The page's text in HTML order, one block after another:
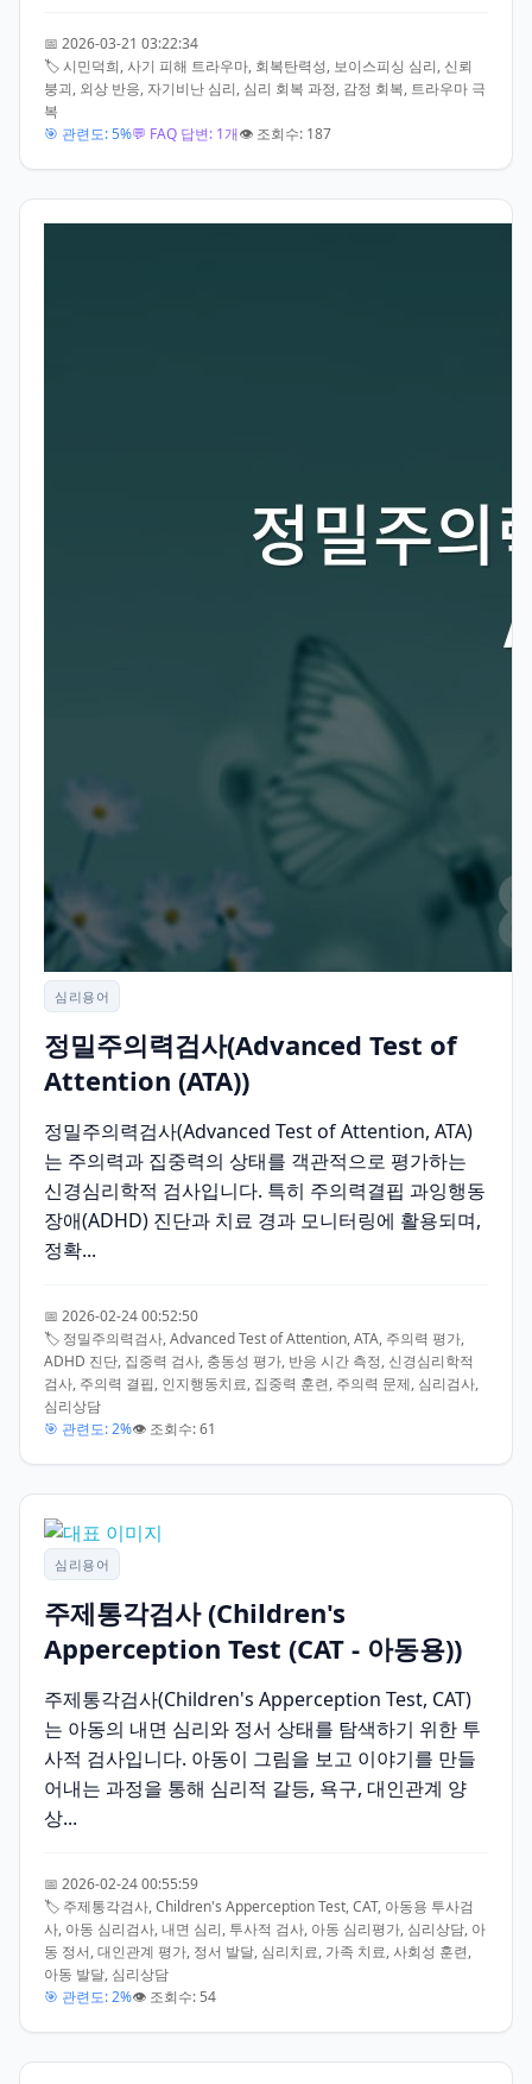
📅 2026-03-21 03:22:34
🏷️ 시민덕희, 사기 피해 트라우마, 회복탄력성, 보이스피싱 심리, 신뢰
붕괴, 외상 반응, 자기비난 심리, 심리 회복 과정, 감정 회복, 트라우마 극
복
🎯 관련도: 5%💬 FAQ 답변: 1개👁️ 조회수: 187
심리용어
정밀주의력검사(Advanced Test of
Attention (ATA))
정밀주의력검사(Advanced Test of Attention, ATA)
는 주의력과 집중력의 상태를 객관적으로 평가하는
신경심리학적 검사입니다. 특히 주의력결핍 과잉행동
장애(ADHD) 진단과 치료 경과 모니터링에 활용되며,
정확...
📅 2026-02-24 00:52:50
🏷️ 정밀주의력검사, Advanced Test of Attention, ATA, 주의력 평가,
ADHD 진단, 집중력 검사, 충동성 평가, 반응 시간 측정, 신경심리학적
검사, 주의력 결핍, 인지행동치료, 집중력 훈련, 주의력 문제, 심리검사,
심리상담
🎯 관련도: 2%👁️ 조회수: 61
심리용어
주제통각검사 (Children's
Apperception Test (CAT - 아동용))
주제통각검사(Children's Apperception Test, CAT)
는 아동의 내면 심리와 정서 상태를 탐색하기 위한 투
사적 검사입니다. 아동이 그림을 보고 이야기를 만들
어내는 과정을 통해 심리적 갈등, 욕구, 대인관계 양
상...
📅 2026-02-24 00:55:59
🏷️ 주제통각검사, Children's Apperception Test, CAT, 아동용 투사검
사, 아동 심리검사, 내면 심리, 투사적 검사, 아동 심리평가, 심리상담, 아
동 정서, 대인관계 평가, 정서 발달, 심리치료, 가족 치료, 사회성 훈련,
아동 발달, 심리상담
🎯 관련도: 2%👁️ 조회수: 54